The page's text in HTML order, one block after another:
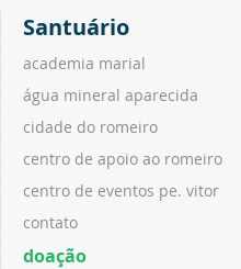
Santuário
academia marial
água mineral aparecida
cidade do romeiro
centro de apoio ao romeiro
centro de eventos pe. vitor
contato
doação